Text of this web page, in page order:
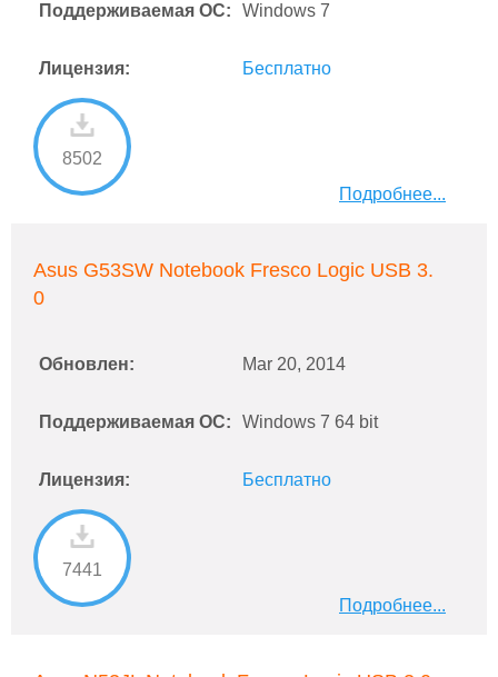
Поддерживаемая ОС: Windows 7
Лицензия: Бесплатно
8502
Подробнее...
Asus G53SW Notebook Fresco Logic USB 3.
0
Обновлен: Mar 20, 2014
Поддерживаемая ОС: Windows 7 64 bit
Лицензия: Бесплатно
7441
Подробнее...